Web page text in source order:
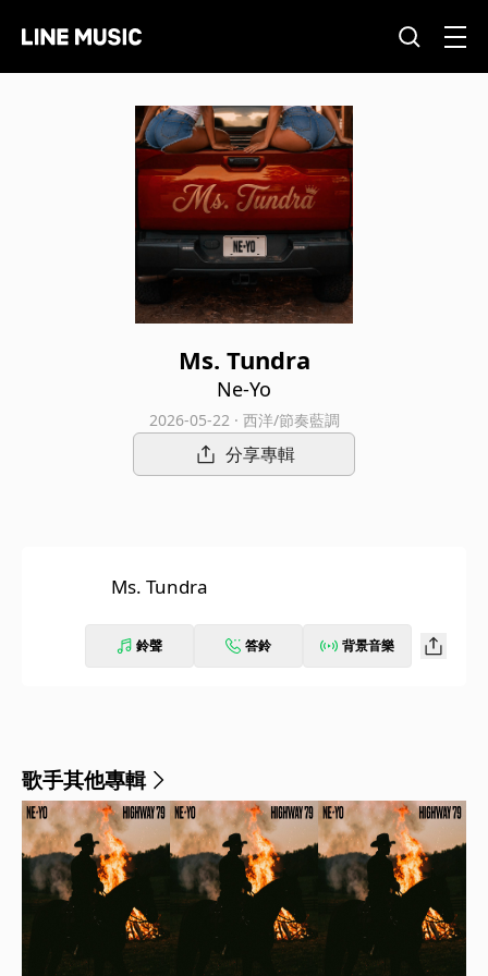
Ms. Tundra
Ne-Yo
2026-05-22 · 西洋/節奏藍調
分享專輯
Ms. Tundra
鈴聲 答鈴 背景音樂
歌手其他專輯